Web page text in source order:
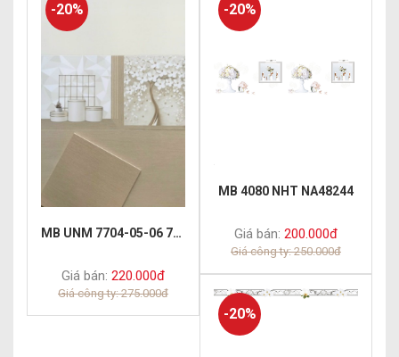
-20%
MB UNM 7704-05-06 7202
Giá bán: 220.000đ
Giá công ty: 275.000đ
-20%
MB 4080 NHT NA48244
Giá bán: 200.000đ
Giá công ty: 250.000đ
-20%